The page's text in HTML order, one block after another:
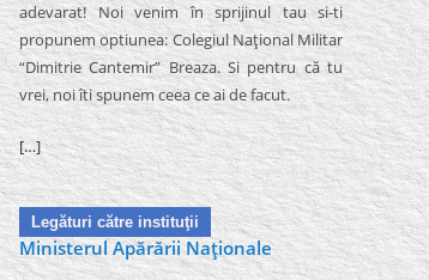
adevarat! Noi venim în sprijinul tau si-ti
propunem optiunea: Colegiul Naţional Militar
“Dimitrie Cantemir” Breaza. Si pentru că tu
vrei, noi îti spunem ceea ce ai de facut.
[…]
Legături către instituţii
Ministerul Apărării Naţionale